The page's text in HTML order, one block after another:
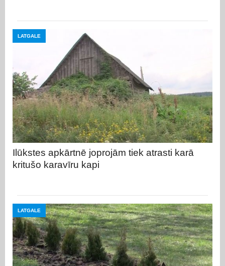
LATGALE
Ilūkstes apkārtnē joprojām tiek atrasti karā
kritušo karavīru kapi
LATGALE